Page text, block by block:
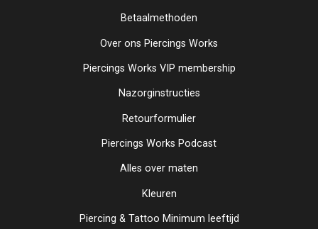
Betaalmethoden
Over ons Piercings Works
Piercings Works VIP membership
Nazorginstructies
Retourformulier
Piercings Works Podcast
Alles over maten
Kleuren
Piercing & Tattoo Minimum leeftijd